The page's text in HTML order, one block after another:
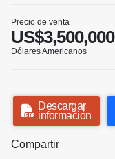
Precio de venta
US$3,500,000
Dólares Americanos
Descargar
información
Compartir